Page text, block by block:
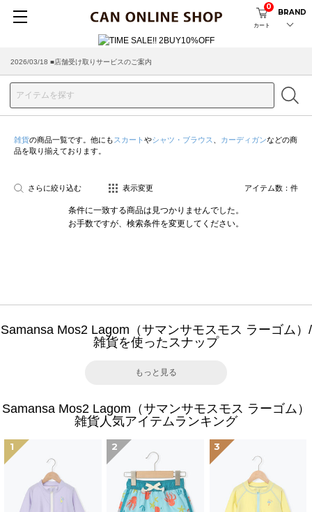
カート
0
BRAND
2026/03/18 ■店舗受け取りサービスのご案内
雑貨の商品一覧です。他にも スカート やシャツ・ブラウス カーディガンなどの商
品を取り揃えております。
さらに絞り込む 表示変更 アイテム数： 件
条件に一致する商品は見つかりませんでした。
お手数ですが、検索条件を変更してください。
Samansa Mos2 Lagom（サマンサモスモス ラーゴム）/
雑貨を使ったスナップ
もっと見る
Samansa Mos2 Lagom（サマンサモスモス ラーゴム）
雑貨人気アイテムランキング
1 2 3